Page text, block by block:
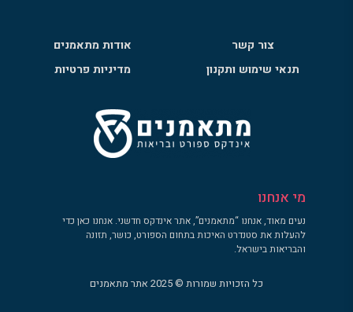
צור קשר
אודות מתאמנים
תנאי שימוש ותקנון
מדיניות פרטיות
מי אנחנו
נעים מאוד, אנחנו “מתאמנים”, אתר אינדקס חדשני. אנחנו כאן כדי
להעלות את סטנדרט האיכות בתחום הספורט, כושר, תזונה
והבריאות בישראל.
כל הזכויות שמורות © 2025 אתר מתאמנים